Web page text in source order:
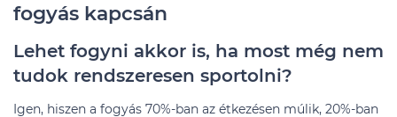
fogyás kapcsán
Lehet fogyni akkor is, ha most még nem
tudok rendszeresen sportolni?
Igen, hiszen a fogyás 70%-ban az étkezésen múlik, 20%-ban